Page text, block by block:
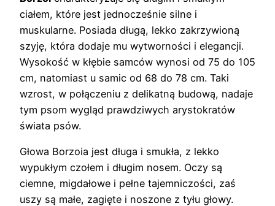
ciałem, które jest jednocześnie silne i
muskularne. Posiada długą, lekko zakrzywioną
szyję, która dodaje mu wytworności i elegancji.
Wysokość w kłębie samców wynosi od 75 do 105
cm, natomiast u samic od 68 do 78 cm. Taki
wzrost, w połączeniu z delikatną budową, nadaje
tym psom wygląd prawdziwych arystokratów
świata psów.
Głowa Borzoia jest długa i smukła, z lekko
wypukłym czołem i długim nosem. Oczy są
ciemne, migdałowe i pełne tajemniczości, zaś
uszy są małe, zagięte i noszone z tyłu głowy.